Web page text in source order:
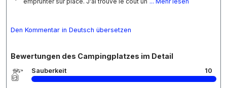
Den Kommentar in Deutsch übersetzen
Bewertungen des Campingplatzes im Detail
Sauberkeit 10